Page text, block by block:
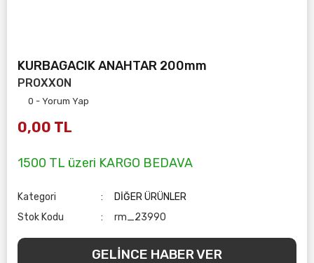
KURBAGACIK ANAHTAR 200mm
PROXXON
0 - Yorum Yap
0,00 TL
1500 TL üzeri KARGO BEDAVA
Kategori
DİĞER ÜRÜNLER
Stok Kodu
rm_23990
GELİNCE HABER VER